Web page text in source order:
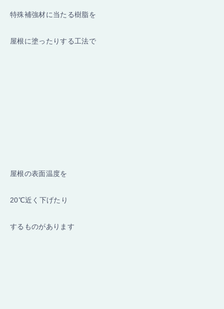
特殊補強材に当たる樹脂を
屋根に塗ったりする工法で
屋根の表面温度を
20℃近く下げたり
するものがあります